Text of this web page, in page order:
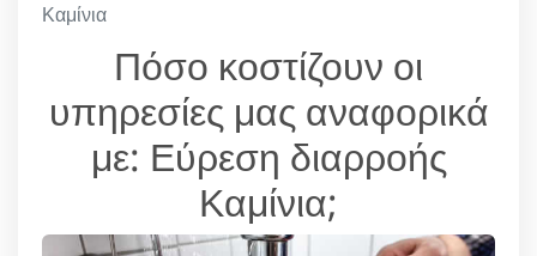
Καμίνια
Πόσο κοστίζουν οι
υπηρεσίες μας αναφορικά
με: Εύρεση διαρροής
Καμίνια;